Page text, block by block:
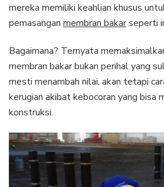
mereka memiliki keahlian khusus
pemasangan membran bakarseperti
Bagaimana? Ternyata
membran bakar bukan perihal yang
mesti menambah nilai, akan tetapi
kerugian akibat kebocoran yang bisa
konstruksi.